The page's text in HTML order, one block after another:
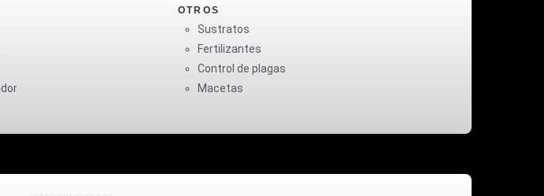
OTROS
Sustratos
Fertilizantes
Control de plagas
Macetas